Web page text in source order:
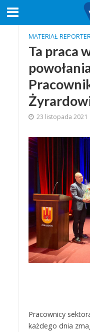
MATERIAŁ
Ta praca
23 listopada 2021
Pracownicy
każdego dnia